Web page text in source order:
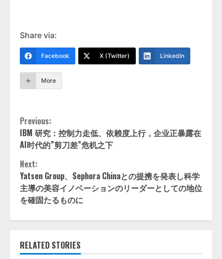
Share via:
Facebook X (Twitter) LinkedIn
More
Continue
Reading
Previous:
IBM 研究：控制力走低、依赖度上行，企业正暴露在
AI时代的”剪刀差”危机之下
Next:
Yatsen Group、Sephora Chinaとの提携を発表し科学
主導の美容イノベーションのリーダーとしての地位
を確固たるものに
RELATED STORIES